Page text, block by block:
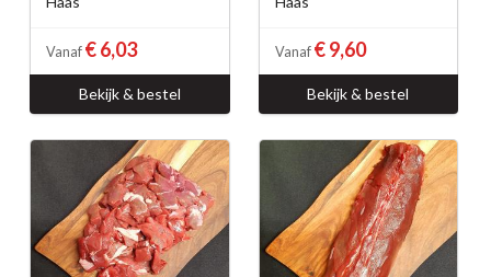
Vanaf € 6,03
Bekijk & bestel
Vanaf € 9,60
Bekijk & bestel